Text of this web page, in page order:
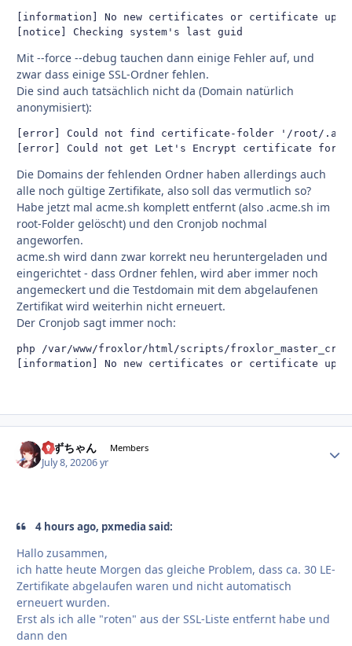
[information] No new certificates or certificate
[notice] Checking system's last guid
Mit --force --debug tauchen dann einige Fehler auf, und
zwar dass einige SSL-Ordner fehlen.
Die sind auch tatsächlich nicht da (Domain natürlich
anonymisiert):
[error] Could not find certificate-folder '/root/
[error] Could not get Let's Encrypt certificate for
Die Domains der fehlenden Ordner haben allerdings auch
alle noch gültige Zertifikate, also soll das vermutlich so?
Habe jetzt mal acme.sh komplett entfernt (also .acme.sh im
root-Folder gelöscht) und den Cronjob nochmal
angeworfen.
acme.sh wird dann zwar korrekt neu heruntergeladen und
eingerichtet - dass Ordner fehlen, wird aber immer noch
angemeckert und die Testdomain mit dem abgelaufenen
Zertifikat wird weiterhin nicht erneuert.
Der Cronjob sagt immer noch:
php /var/www/froxlor/html/scripts/
[information] No new certificates or certificate
すずちゃん Members
July 8, 20206 yr
4 hours ago, pxmedia said:
Hallo zusammen,
ich hatte heute Morgen das gleiche Problem, dass ca. 30 LE-
Zertifikate abgelaufen waren und nicht automatisch
erneuert wurden.
Erst als ich alle "roten" aus der SSL-Liste entfernt habe und
dann den